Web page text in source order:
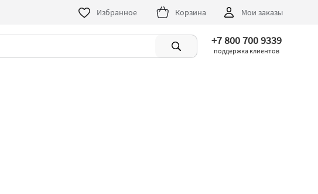
Избранное Корзина Мои заказы
+7 800 700 9339
поддержка клиентов